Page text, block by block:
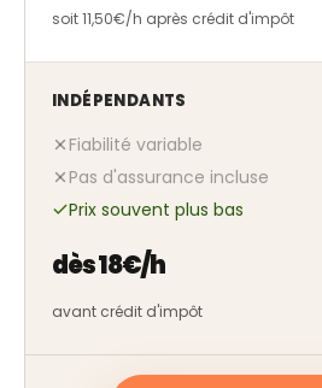
soit 11,50€/h après crédit d'impôt
INDÉPENDANTS
Fiabilité variable
Pas d'assurance incluse
Prix souvent plus bas
dès 18€/h
avant crédit d'impôt